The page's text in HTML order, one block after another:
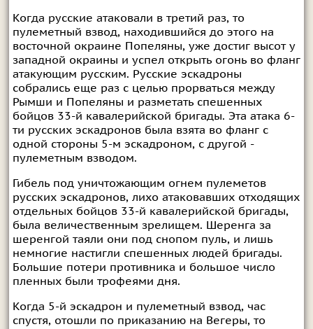
Когда русские атаковали в третий раз, то
пулеметный взвод, находившийся до этого на
восточной окраине Попеляны, уже достиг высот у
западной окраины и успел открыть огонь во фланг
атакующим русским. Русские эскадроны
собрались еще раз с целью прорваться между
Рымши и Попеляны и разметать спешенных
бойцов 33-й кавалерийской бригады. Эта атака 6-
ти русских эскадронов была взята во фланг с
одной стороны 5-м эскадроном, с другой -
пулеметным взводом.
Гибель под уничтожающим огнем пулеметов
русских эскадронов, лихо атаковавших отходящих
отдельных бойцов 33-й кавалерийской бригады,
была величественным зрелищем. Шеренга за
шеренгой таяли они под снопом пуль, и лишь
немногие настигли спешенных людей бригады.
Большие потери противника и большое число
пленных были трофеями дня.
Когда 5-й эскадрон и пулеметный взвод, час
спустя, отошли по приказанию на Вегеры, то